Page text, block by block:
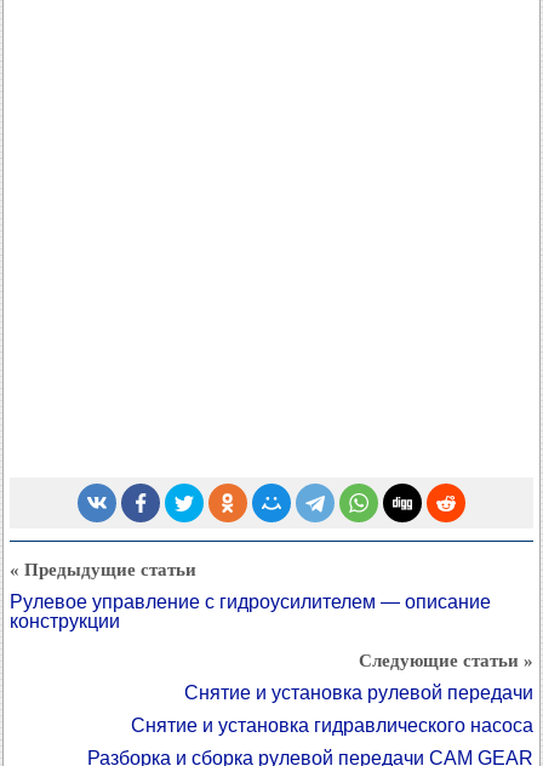
« Предыдущие статьи
Рулевое управление с гидроусилителем — описание
конструкции
Следующие статьи »
Снятие и установка рулевой передачи
Снятие и установка гидравлического насоса
Разборка и сборка рулевой передачи CAM GEAR